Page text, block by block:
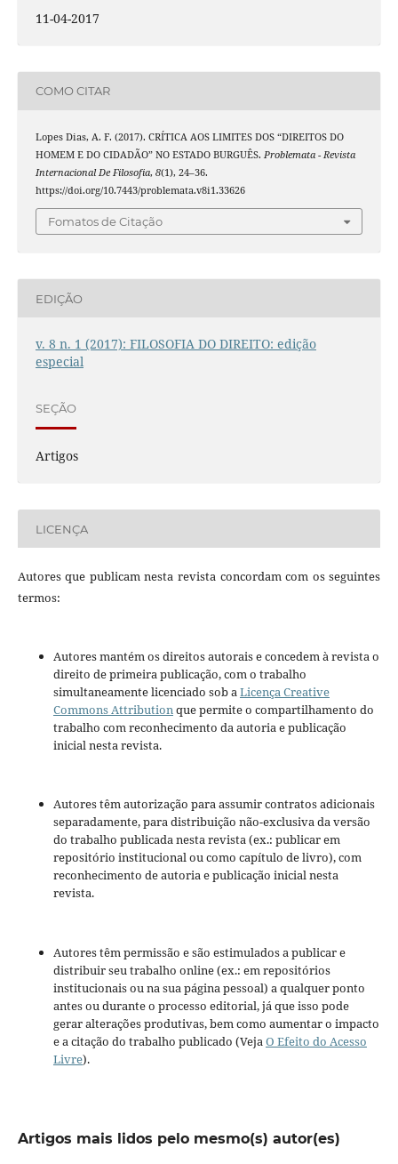
11-04-2017
COMO CITAR
Lopes Dias, A. F. (2017). CRÍTICA AOS LIMITES DOS “DIREITOS DO
HOMEM E DO CIDADÃO” NO ESTADO BURGUÊS. Problemata - Revista
Internacional De Filosofia, 8(1), 24–36.
https://doi.org/10.7443/problemata.v8i1.33626
Fomatos de Citação
EDIÇÃO
v. 8 n. 1 (2017): FILOSOFIA DO DIREITO: edição
especial
SEÇÃO
Artigos
LICENÇA
Autores que publicam nesta revista concordam com os seguintes
termos:
Autores mantém os direitos autorais e concedem à revista o
direito de primeira publicação, com o trabalho
simultaneamente licenciado sob aLicença Creative
Commons Attributionque permite o compartilhamento do
trabalho com reconhecimento da autoria e publicação
inicial nesta revista.
Autores têm autorização para assumir contratos adicionais
separadamente, para distribuição não-exclusiva da versão
do trabalho publicada nesta revista (ex.: publicar em
repositório institucional ou como capítulo de livro), com
reconhecimento de autoria e publicação inicial nesta
revista.
Autores têm permissão e são estimulados a publicar e
distribuir seu trabalho online (ex.: em repositórios
institucionais ou na sua página pessoal) a qualquer ponto
antes ou durante o processo editorial, já que isso pode
gerar alterações produtivas, bem como aumentar o impacto
e a citação do trabalho publicado (Veja O Efeito do Acesso
Livre).
Artigos mais lidos pelo mesmo(s) autor(es)